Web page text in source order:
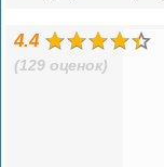
4.4
(129 оценок)